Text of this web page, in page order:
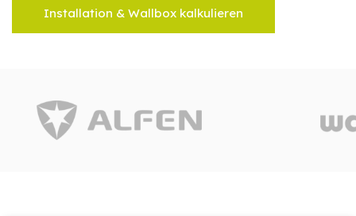
Installation & Wallbox kalkulieren